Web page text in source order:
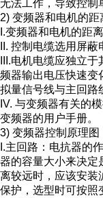
无法工作，导致控制
2) 变频器和电机的距
I.变频器和电机的距
II. 控制电缆选用屏
III.电机电缆应独立
频器输出电压快速变
拟量信号线与主回路
IV. 与变频器有关的
变频器的用户手册。
3) 变频器控制原理图
I.主回路：电抗器的
器的容量大小来决定
离较远时，应该安装
保护，选型时可按照